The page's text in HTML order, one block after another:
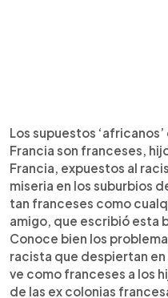
Los supuestos
Francia son franceses,
Francia, expuestos al
miseria en los suburbios
tan franceses como
amigo, que escribió esta
Conoce bien los
racista que despiertan
ve como franceses a los
de las ex colonias